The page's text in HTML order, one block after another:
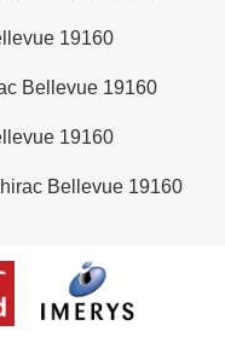
19160
Bellevue 19160
19160
Bellevue 19160